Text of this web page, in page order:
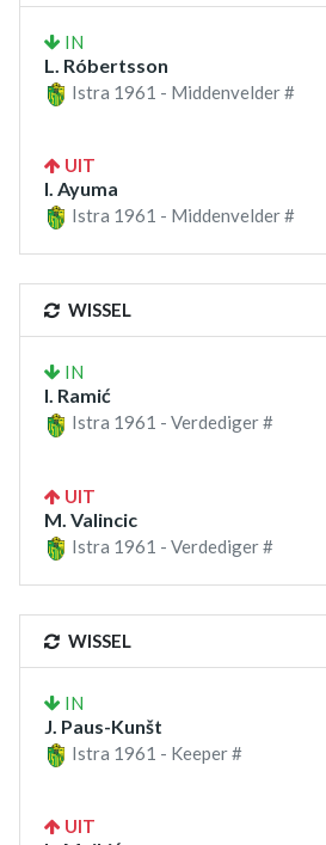
IN
L. Róbertsson
Istra 1961 - Middenvelder #
UIT
I. Ayuma
Istra 1961 - Middenvelder #
WISSEL
IN
I. Ramić
Istra 1961 - Verdediger #
UIT
M. Valincic
Istra 1961 - Verdediger #
WISSEL
IN
J. Paus-Kunšt
Istra 1961 - Keeper #
UIT